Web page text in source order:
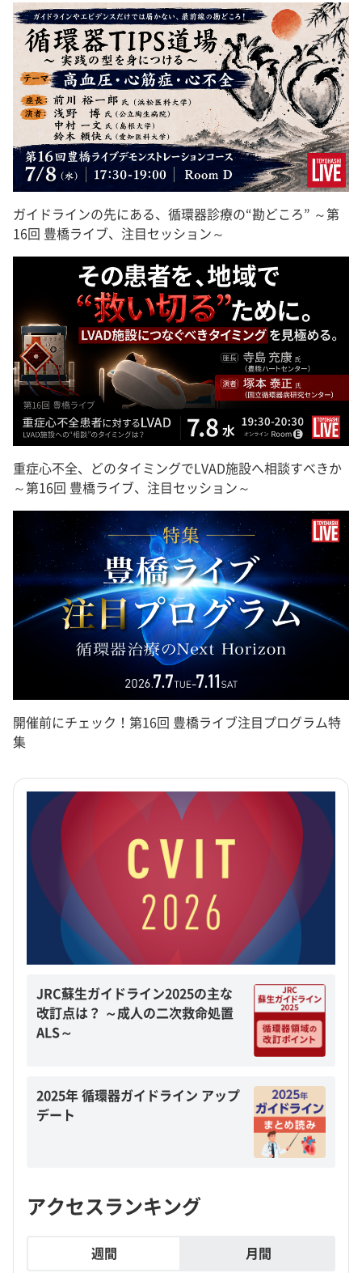
ガイドラインの先にある、循環器診療の“勘どころ” ～第
16回 豊橋ライブ、注目セッション～
重症心不全、どのタイミングでLVAD施設へ相談すべきか
～第16回 豊橋ライブ、注目セッション～
開催前にチェック！第16回 豊橋ライブ注目プログラム特
集
JRC蘇生ガイドライン2025の主な
改訂点は？ ～成人の二次救命処置
ALS～
2025年 循環器ガイドライン アップ
デート
アクセスランキング
週間 月間